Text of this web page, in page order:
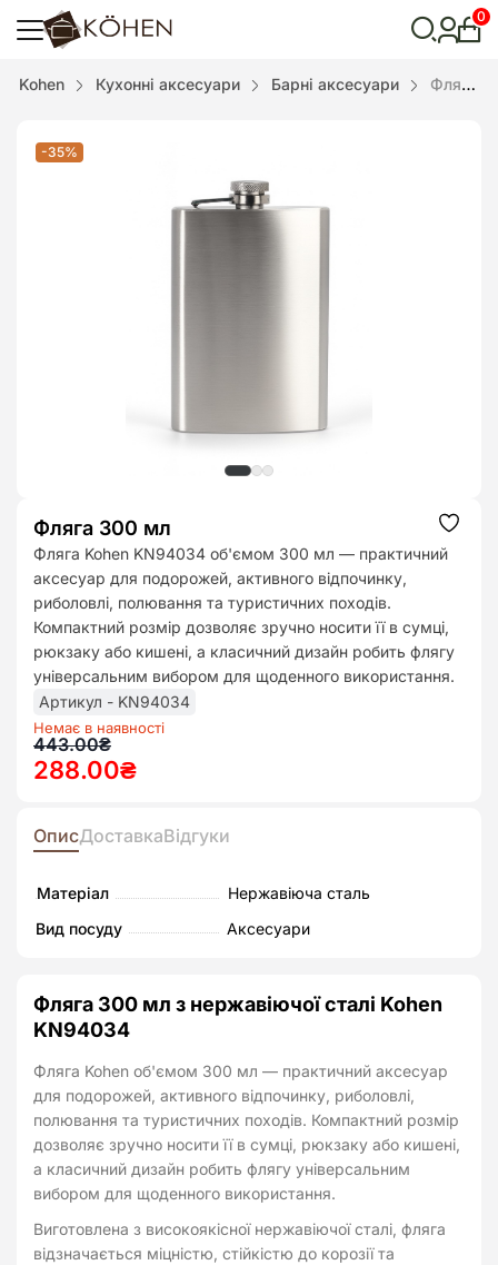
пошук
0
Kohen Кухонні аксесуари Барні аксесуари Фляга 300 мл
-35%
Фляга 300 мл
Фляга Kohen KN94034 об'ємом 300 мл — практичний
аксесуар для подорожей, активного відпочинку,
риболовлі, полювання та туристичних походів.
Компактний розмір дозволяє зручно носити її в сумці,
рюкзаку або кишені, а класичний дизайн робить флягу
універсальним вибором для щоденного використання.
Артикул - KN94034
Немає в наявності
443.00₴
Оригінальна
ціна:
288.00₴
Поточна
ціна:
до
ОписДоставкаВідгуки
Матеріал
Нержавіюча сталь
Вид посуду
Аксесуари
Фляга 300 мл з нержавіючої сталі Kohen
KN94034
Фляга Kohen об'ємом 300 мл — практичний аксесуар
для подорожей, активного відпочинку, риболовлі,
полювання та туристичних походів. Компактний розмір
дозволяє зручно носити її в сумці, рюкзаку або кишені,
а класичний дизайн робить флягу універсальним
вибором для щоденного використання.
Виготовлена з високоякісної нержавіючої сталі, фляга
відзначається міцністю, стійкістю до корозії та